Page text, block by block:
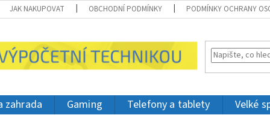
JAK NAKUPOVAT OBCHODNÍ PODMÍNKY PODMÍNKY OCHRANY
zahrada Gaming Telefony a tablety Velké